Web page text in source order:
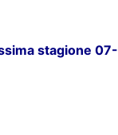
stagione 07-